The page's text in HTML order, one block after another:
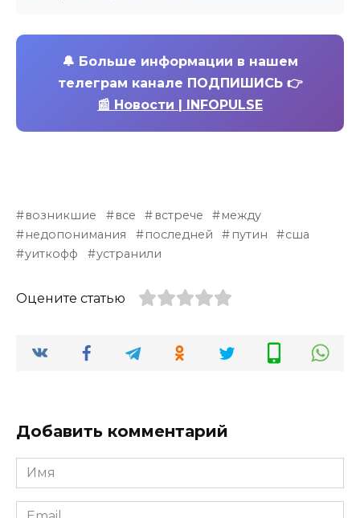
🔔 Больше информации в нашем
телеграм канале ПОДПИШИСЬ 👉
📰 Новости | INFOPULSE
возникшие все встрече
между
недопонимания
последней путин
сша
уиткофф
устранили
Оцените статью
Добавить комментарий
Имя
*
Email